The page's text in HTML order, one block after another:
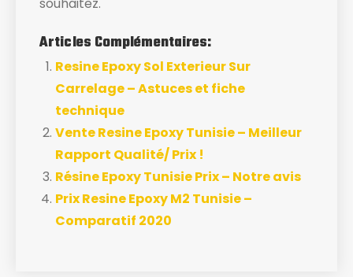
Articles Complémentaires:
Resine Epoxy Sol Exterieur Sur
Carrelage – Astuces et fiche
technique
Vente Resine Epoxy Tunisie – Meilleur
Rapport Qualité/ Prix !
Résine Epoxy Tunisie Prix – Notre avis
Prix Resine Epoxy M2 Tunisie –
Comparatif 2020